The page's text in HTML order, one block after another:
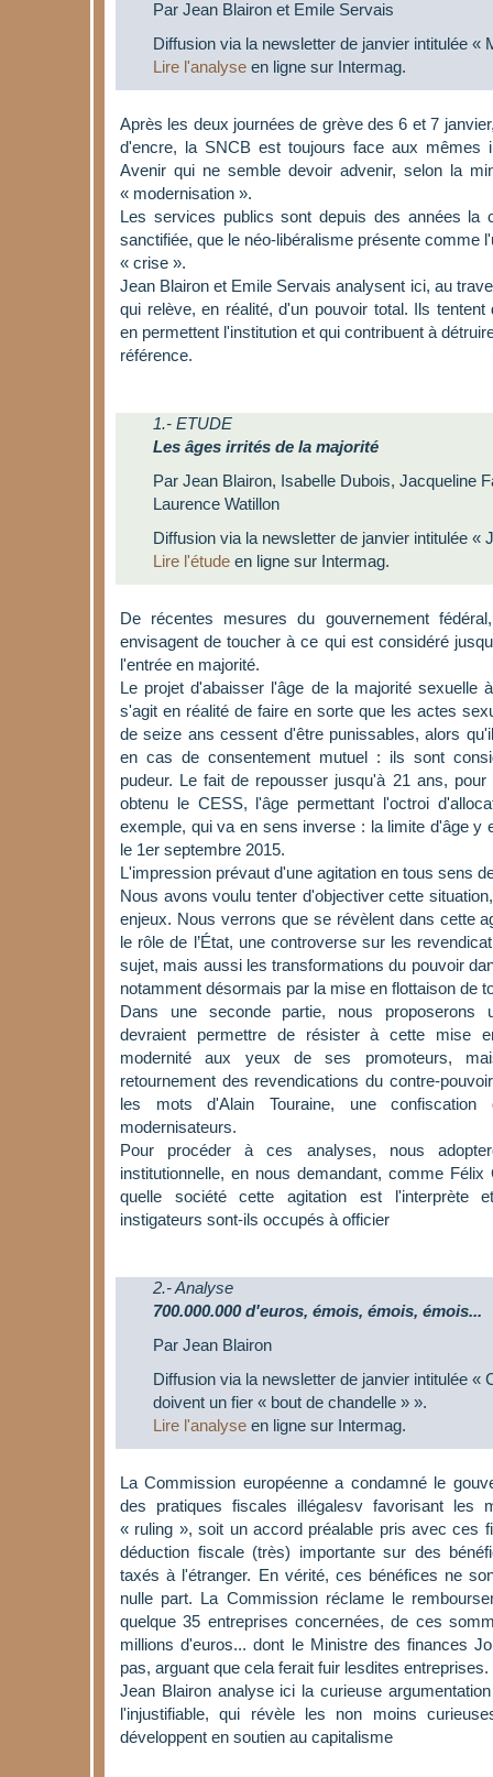
Par Jean Blairon et Emile Servais
Diffusion via la newsletter de janvier intitulée «
Lire l'analyse en ligne sur Intermag.
Après les deux journées de grève des 6 et 7
d'encre, la SNCB est toujours face aux mêmes
Avenir qui ne semble devoir advenir, selon la
« modernisation ».
Les services publics sont depuis des années la
sanctifiée, que le néo-libéralisme présente comme
« crise ».
Jean Blairon et Emile Servais analysent ici, au
qui relève, en réalité, d'un pouvoir total. Ils
en permettent l'institution et qui contribuent à
référence.
1.- ETUDE
Les âges irrités de la majorité
Par Jean Blairon, Isabelle Dubois, Jacqueline
Laurence Watillon
Diffusion via la newsletter de janvier intitulée «
Lire l'étude en ligne sur Intermag.
De récentes mesures du gouvernement
envisagent de toucher à ce qui est considéré
l'entrée en majorité.
Le projet d'abaisser l'âge de la majorité sexuelle
s'agit en réalité de faire en sorte que les actes
de seize ans cessent d'être punissables, alors
en cas de consentement mutuel : ils sont
pudeur. Le fait de repousser jusqu'à 21 ans,
obtenu le CESS, l'âge permettant l'octroi
exemple, qui va en sens inverse : la limite d'âge y
le 1er septembre 2015.
L'impression prévaut d'une agitation en tous sens
Nous avons voulu tenter d'objectiver cette
enjeux. Nous verrons que se révèlent dans cette
le rôle de l’État, une controverse sur les
sujet, mais aussi les transformations du pouvoir
notamment désormais par la mise en flottaison de
Dans une seconde partie, nous proposerons
devraient permettre de résister à cette mise
modernité aux yeux de ses promoteurs,
retournement des revendications du contre-
les mots d'Alain Touraine, une
modernisateurs.
Pour procéder à ces analyses, nous
institutionnelle, en nous demandant, comme
quelle société cette agitation est l'interprète
instigateurs sont-ils occupés à officier
2.- Analyse
700.000.000 d'euros, émois, émois, émois...
Par Jean Blairon
Diffusion via la newsletter de janvier intitulée «
doivent un fier « bout de chandelle » ».
Lire l'analyse en ligne sur Intermag.
La Commission européenne a condamné le
des pratiques fiscales illégalesv favorisant les
« ruling », soit un accord préalable pris avec ces
déduction fiscale (très) importante sur des
taxés à l'étranger. En vérité, ces bénéfices ne
nulle part. La Commission réclame le
quelque 35 entreprises concernées, de ces
millions d'euros... dont le Ministre des finances
pas, arguant que cela ferait fuir lesdites entreprises.
Jean Blairon analyse ici la curieuse
l'injustifiable, qui révèle les non moins
développent en soutien au capitalisme